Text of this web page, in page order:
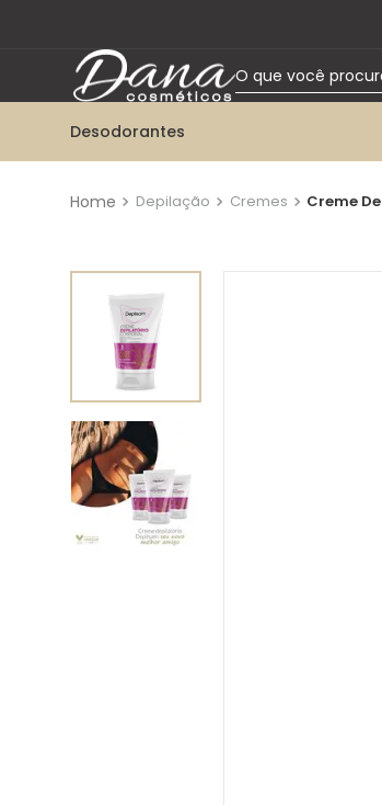
O que você
2 º
talco
Desodorantes
Depilação Cremes Creme